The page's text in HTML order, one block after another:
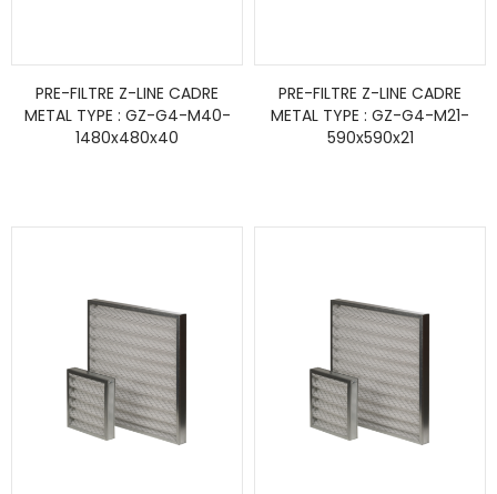
PRE-FILTRE Z-LINE CADRE
METAL TYPE : GZ-G4-M40-
1480x480x40
PRE-FILTRE Z-LINE CADRE
METAL TYPE : GZ-G4-M21-
590x590x21